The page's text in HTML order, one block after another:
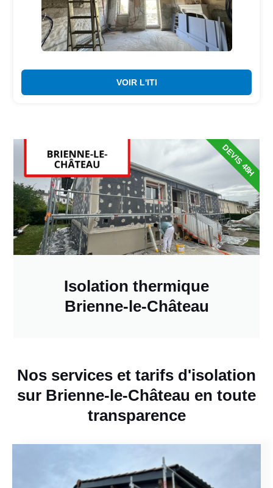
VOIR L'ITI
Isolation thermique
Brienne-le-Château
DEVIS 48H
Nos services et tarifs d'isolation
sur Brienne-le-Château en toute
transparence